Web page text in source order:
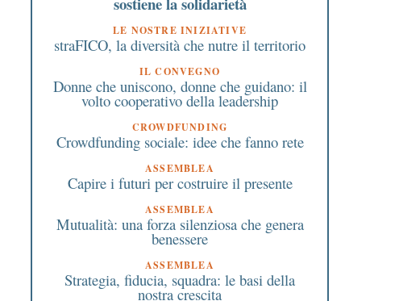
LE NOSTRE INIZIATIVE
straFICO, la diversità che nutre il territorio
IL CONVEGNO
Donne che uniscono, donne che guidano: il
volto cooperativo della leadership
CROWDFUNDING
Crowdfunding sociale: idee che fanno rete
ASSEMBLEA
Capire i futuri per costruire il presente
ASSEMBLEA
Mutualità: una forza silenziosa che genera
benessere
ASSEMBLEA
Strategia, fiducia, squadra: le basi della
nostra crescita